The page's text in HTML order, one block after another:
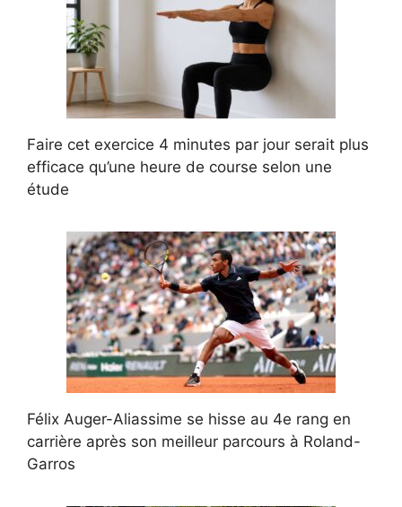
Faire cet exercice 4 minutes par jour serait plus
efficace qu’une heure de course selon une
étude
Félix Auger-Aliassime se hisse au 4e rang en
carrière après son meilleur parcours à Roland-
Garros